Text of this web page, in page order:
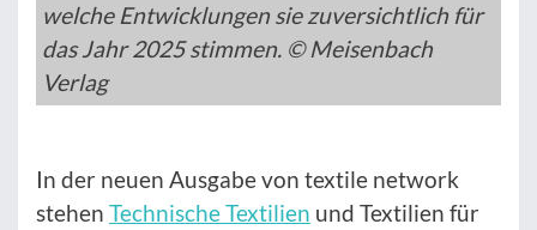
welche Entwicklungen sie zuversichtlich für
das Jahr 2025 stimmen. © Meisenbach
Verlag
In der neuen Ausgabe von textile network
stehen Technische Textilien und Textilien für